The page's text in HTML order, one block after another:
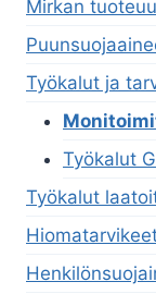
Mirkan
Työkalut ja
Työkalut
Työkalut